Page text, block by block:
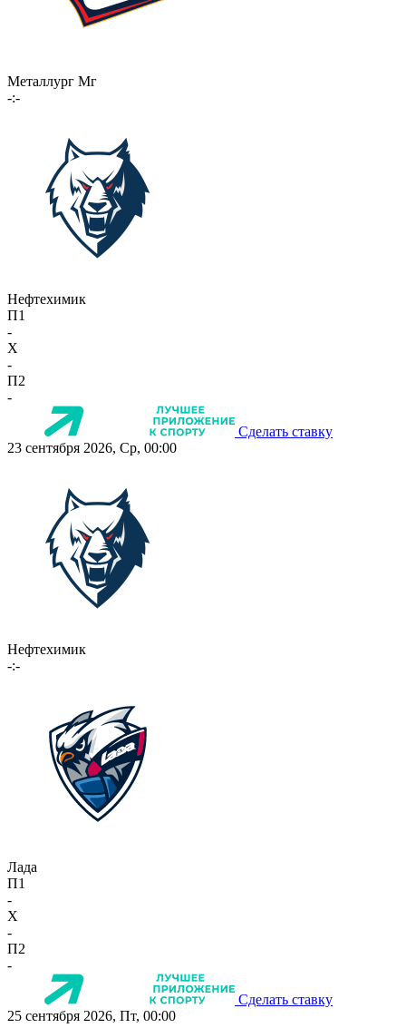
Металлург Мг
-:-
Нефтехимик
П1
-
X
-
П2
-
Сделать ставку
23 сентября 2026, Ср, 00:00
Нефтехимик
-:-
Лада
П1
-
X
-
П2
-
Сделать ставку
25 сентября 2026, Пт, 00:00